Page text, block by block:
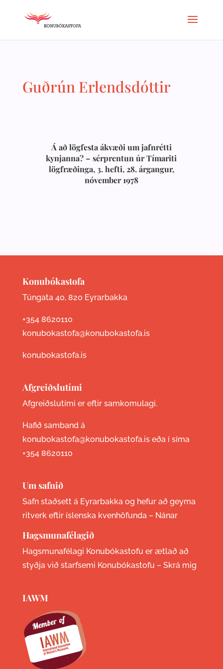
Guðrún Erlendsdóttir
Á að lögfesta ákvæði um jafnrétti
kynjanna? – sérprentun úr Tímariti
lögfræðinga, 3. hefti, 28. árgangur,
nóvember 1978
Konubókastofa
Túngata 40, 820 Eyrarbakka
+354 8620110
konubokastofa@konubokastofa.is
konubokastofa.is
Afgreiðslutími
Afgreiðslutími er eftir samkomulagi.
Hafið samband á
konubokastofa@konubokastofa.is eða í síma
+354 8620110
Um safnið
Safn staðsett á Eyrarbakka og hefur að geyma
ritverk eftir íslenska kvenhöfunda – Nánar
Hagsmunafélagið
Hagsmunafélagi Konubókastofu er ætlað að
styðja við starfsemi Konubókastofu – Skrá mig
IAWM